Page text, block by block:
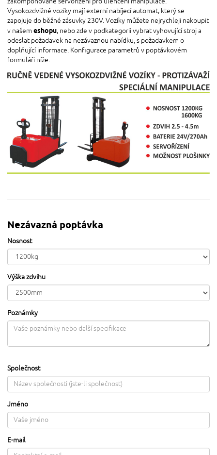
Vysokozdvižné vozíky mají externí nabíjecí automat, který se
zapojuje do běžné zásuvky 230V. Vozíky můžete nejrychleji nakoupit
v našem eshopu, nebo zde v podkategorii vybrat vyhovující stroj a
odeslat požadavek na nezávaznou nabídku, s požadavkem o
doplňující informace. Konfigurace parametrů v poptávkovém
formuláři níže.
Nezávazná poptávka
Nosnost
Výška zdvihu
Poznámky
Společnost
Jméno
E-mail